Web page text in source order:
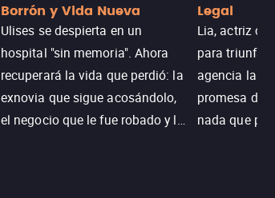
Borrón y Vida Nueva
Ulises se despierta en un
hospital "sin memoria". Ahora
recuperará la vida que perdió: la
exnovia que sigue acosándolo,
el negocio que le fue robado y la
Legal
Lia, actriz
para triunfar
agencia la
promesa de
nada que